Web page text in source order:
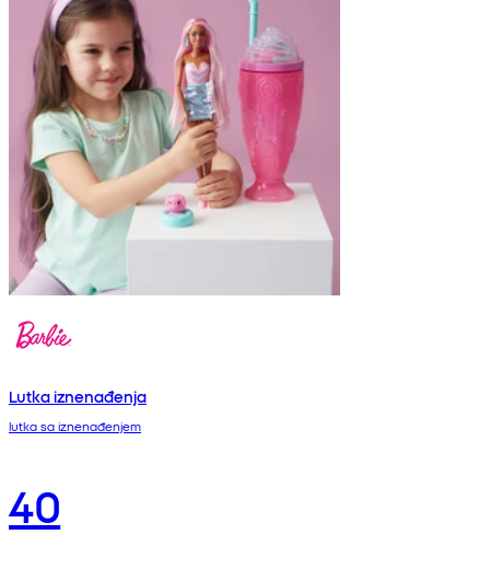
Lutka iznenađenja
lutka sa iznenađenjem
40